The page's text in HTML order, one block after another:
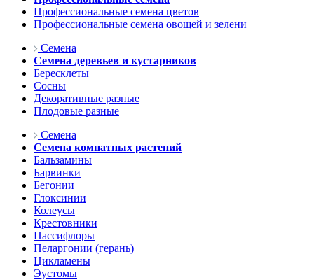
Профессиональные семена цветов
Профессиональные семена овощей и зелени
Семена
Семена деревьев и кустарников
Бересклеты
Сосны
Декоративные разные
Плодовые разные
Семена
Семена комнатных растений
Бальзамины
Барвинки
Бегонии
Глоксинии
Колеусы
Крестовники
Пассифлоры
Пеларгонии (герань)
Цикламены
Эустомы